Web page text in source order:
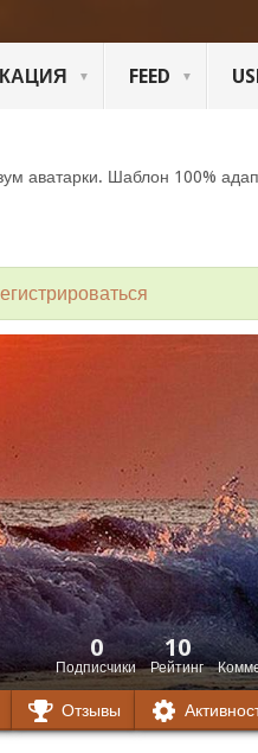
FEED
аватарки. Шаблон 100%
Подписчики
0
Рейтинг
10
Отзывы